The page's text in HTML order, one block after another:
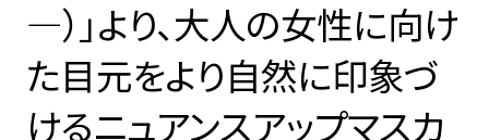
―）」より、大人の女性に向け
た目元をより自然に印象づ
けるニュアンスアップマスカ